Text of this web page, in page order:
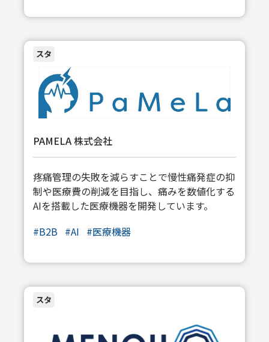
スタ
PAMELA 株式会社
疼痛管理の失敗を減らすことで慢性痛発症の抑
制や医療費の削減を目指し、痛みを数値化する
AIを搭載した医療機器を開発しています。
#B2B #AI #医療機器
スタ